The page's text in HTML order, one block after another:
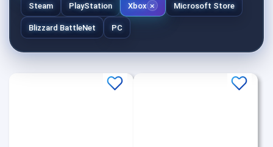
Steam PlayStation Xbox Microsoft Store
Blizzard BattleNet PC